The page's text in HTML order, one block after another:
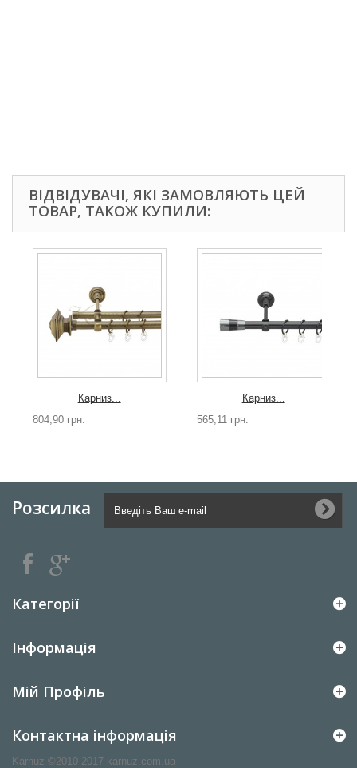
ВІДВІДУВАЧІ, ЯКІ ЗАМОВЛЯЮТЬ ЦЕЙ
ТОВАР, ТАКОЖ КУПИЛИ:
Карниз...
804,90 грн.
Карниз...
565,11 грн.
Розсилка
Категорії
Інформація
Мій Профіль
Контактна інформація
Karnuz ©2010-2017 karnuz.com.ua